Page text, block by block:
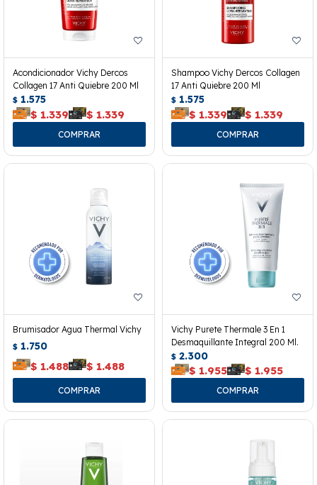
Acondicionador Vichy Dercos
Collagen 17 Anti Quiebre 200 Ml
$ 1.575
$ 1.339 $ 1.339
Shampoo Vichy Dercos Collagen
17 Anti Quiebre 200 Ml
$ 1.575
$ 1.339 $ 1.339
Brumisador Agua Thermal Vichy
$ 1.750
$ 1.488 $ 1.488
Vichy Purete Thermale 3 En 1
Desmaquillante Integral 200 Ml.
$ 2.300
$ 1.955 $ 1.955